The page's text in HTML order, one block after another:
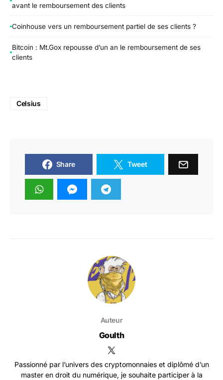
avant le remboursement des clients
Coinhouse vers un remboursement partiel de ses clients ?
Bitcoin : Mt.Gox repousse d’un an le remboursement de ses
clients
Celsius
Share Tweet
Auteur
Goulth
Passionné par l’univers des cryptomonnaies et diplômé d’un
master en droit du numérique, je souhaite participer à la